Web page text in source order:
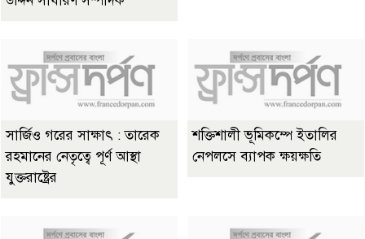
সার্জিও গরের সাক্ষাৎ : তারেক
রহমানের নেতৃত্বে পূর্ণ আস্থা
যুক্তরাষ্ট্রের
শক্তিশালী ভূমিকম্পে ইতালির
নেপলসে ব্যাপক ক্ষয়ক্ষতি